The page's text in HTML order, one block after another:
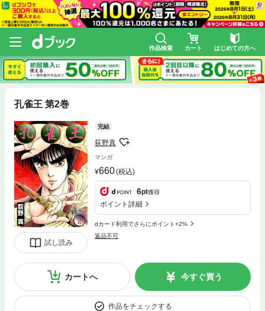
作品検索 カート はじめての方へ
孔雀王 第2巻
試し読み
完結
荻野真
マンガ
660(税込)
6pt獲得
ポイント詳細
dカード利用でさらにポイント+2%
返品不可
カートへ 今すぐ買う
作品をチェックする